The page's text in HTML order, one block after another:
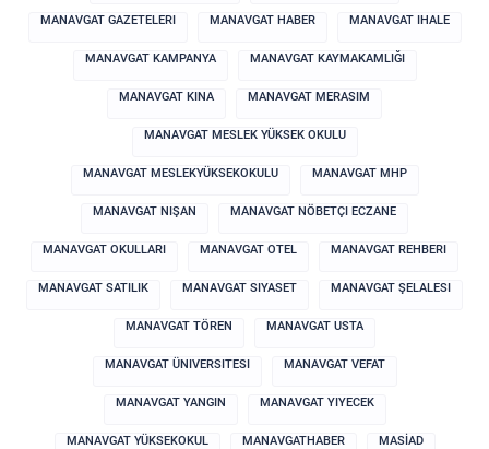
MANAVGAT GAZETELERI MANAVGAT HABER MANAVGAT IHALE
MANAVGAT KAMPANYA MANAVGAT KAYMAKAMLIĞI
MANAVGAT KINA MANAVGAT MERASIM
MANAVGAT MESLEK YÜKSEK OKULU
MANAVGAT MESLEKYÜKSEKOKULU MANAVGAT MHP
MANAVGAT NIŞAN MANAVGAT NÖBETÇI ECZANE
MANAVGAT OKULLARI MANAVGAT OTEL MANAVGAT REHBERI
MANAVGAT SATILIK MANAVGAT SIYASET MANAVGAT ŞELALESI
MANAVGAT TÖREN MANAVGAT USTA
MANAVGAT ÜNIVERSITESI MANAVGAT VEFAT
MANAVGAT YANGIN MANAVGAT YIYECEK
MANAVGAT YÜKSEKOKUL MANAVGATHABER MASİAD